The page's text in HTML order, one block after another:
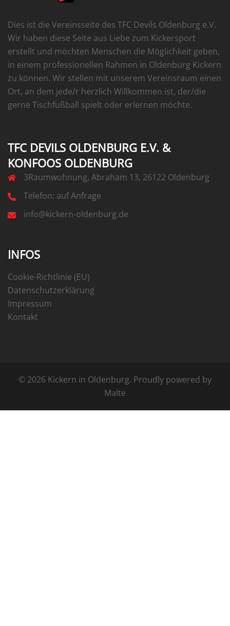
Dies ist die Vereinsseite des TFC Devils Oldenburg e.V.
Wir haben diese Seite aus Liebe zum Kickersport
erstellt und möchten Menschen die Möglichkeit geben,
in einem professionellen Rahmen in Oldenburg Kickern
zu können. Wir stellen mit unserem Vereinsraum einen
Ort, an dem jede/r herzlich Willkommen ist, der/die
gerne Tischfußball spielt oder erlernen möchte.
TFC DEVILS OLDENBURG E.V. &
KONFOOS OLDENBURG
3Raumwohnung, Abraham 13, 26122 Oldenburg
Telefon: auf Anfrage
info@kickern-oldenburg.de
INFOS
Cookie-Richtlinie (EU)
Datenschutzerklärung
Impressum
Kontakt
© 2026 Kickern in Oldenburg. Proudly powered by
Malte